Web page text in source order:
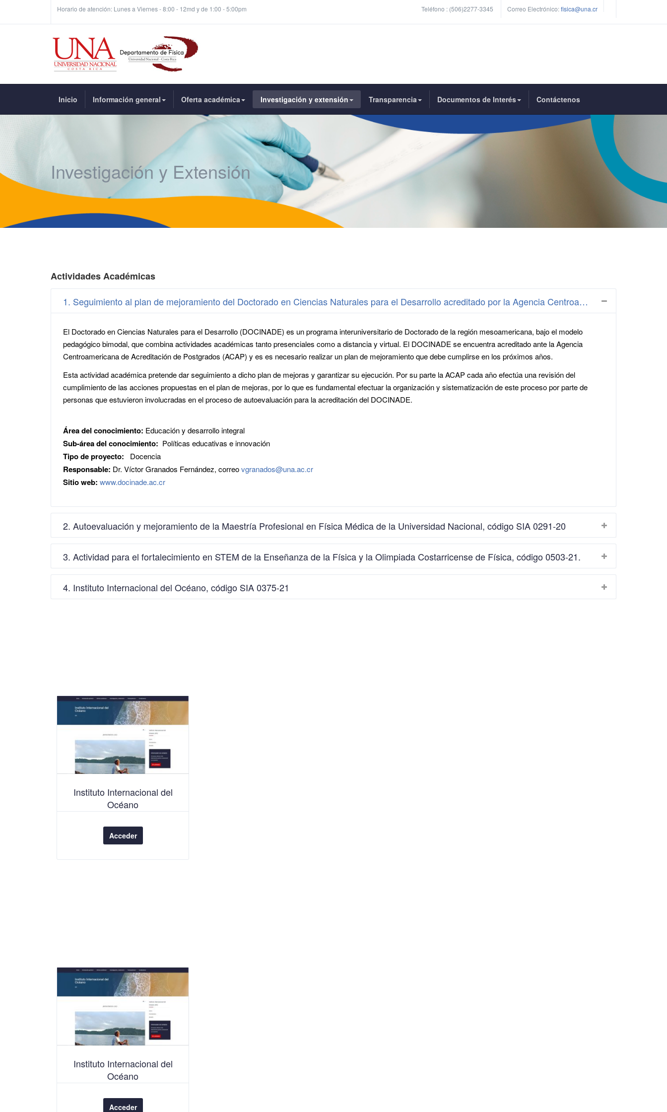
Horario de atención: Lunes a Viernes - 8:00 - 12md y de 1:00 - 5:00pm Teléfono : (506)2277-3345 Correo Electrónico:fisica@una.cr
Inicio Información general Oferta académica Investigación y extensión Transparencia Documentos de Interés Contáctenos
Investigación y Extensión
Actividades Académicas
1. Seguimiento al plan de mejoramiento del Doctorado en Ciencias Naturales para el Desarrollo acreditado por la Agencia Centroamericana de Acreditación de Postgrados Fase III, código SIA 0273-20
El Doctorado en Ciencias Naturales para el Desarrollo (DOCINADE) es un programa interuniversitario de Doctorado de la región mesoamericana, bajo el modelo
pedagógico bimodal, que combina actividades académicas tanto presenciales como a distancia y virtual. El DOCINADE se encuentra acreditado ante la Agencia
Centroamericana de Acreditación de Postgrados (ACAP) y es es necesario realizar un plan de mejoramiento que debe cumplirse en los próximos años.
Esta actividad académica pretende dar seguimiento a dicho plan de mejoras y garantizar su ejecución. Por su parte la ACAP cada año efectúa una revisión del
cumplimiento de las acciones propuestas en el plan de mejoras, por lo que es fundamental efectuar la organización y sistematización de este proceso por parte de
personas que estuvieron involucradas en el proceso de autoevaluación para la acreditación del DOCINADE.
Área del conocimiento: Educación y desarrollo integral
Sub-área del conocimiento: Políticas educativas e innovación
Tipo de proyecto: Docencia
Responsable: Dr. Víctor Granados Fernández, correovgranados@una.ac.cr
Sitio web: www.docinade.ac.cr
2. Autoevaluación y mejoramiento de la Maestría Profesional en Física Médica de la Universidad Nacional, código SIA 0291-20
3. Actividad para el fortalecimiento en STEM de la Enseñanza de la Física y la Olimpiada Costarricense de Física, código 0503-21.
4. Instituto Internacional del Océano, código SIA 0375-21
Instituto Internacional del
Océano
Acceder
Instituto Internacional del
Océano
Acceder